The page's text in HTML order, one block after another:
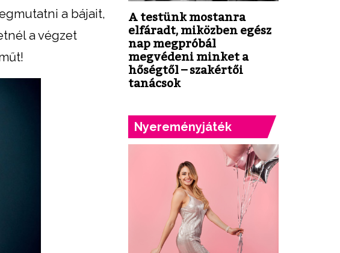
a bájait,
a végzet
A testünk mostanra
elfáradt, miközben egész
nap megpróbál
megvédeni minket a
hőségtől – szakértői
tanácsok
Nyereményjáték